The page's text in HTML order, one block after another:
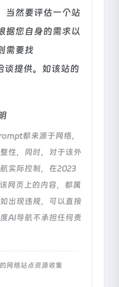
当然要评估一个站
据您自身的需求以
需要找
提供。如该站的
都来源于网络，
性，同时，对于该外
实际控制，在2023
网页上的内容，都属
出现违规，可以直接
AI导航不承担任何责
网络站点资源收集